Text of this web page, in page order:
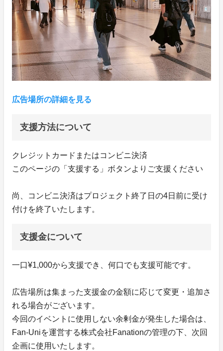
広告場所の詳細を見る
支援方法について
クレジットカードまたはコンビニ決済
このページの「支援する」ボタンよりご支援ください
尚、コンビニ決済はプロジェクト終了日の4日前に受け
付けを終了いたします。
支援金について
一口¥1,000から支援でき、何口でも支援可能です。
広告場所は集まった支援金の金額に応じて変更・追加さ
れる場合がございます。
今回のイベントに使用しない余剰金が発生した場合は、
Fan-Uniを運営する株式会社Fanationの管理の下、次回
企画に使用いたします。